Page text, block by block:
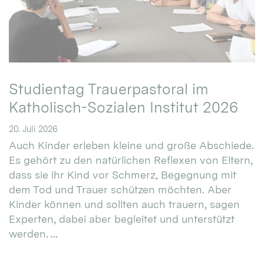
Studientag Trauerpastoral im
Katholisch-Sozialen Institut 2026
20. Juli 2026
Auch Kinder erleben kleine und große Abschiede.
Es gehört zu den natürlichen Reflexen von Eltern,
dass sie ihr Kind vor Schmerz, Begegnung mit
dem Tod und Trauer schützen möchten. Aber
Kinder können und sollten auch trauern, sagen
Experten, dabei aber begleitet und unterstützt
werden. ...